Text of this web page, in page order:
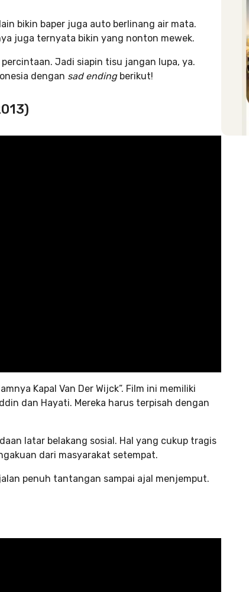
bikin baper juga auto berlinang air mata.
juga ternyata bikin yang nonton mewek.
Jadi siapin tisu jangan lupa, ya.
dengan sad endingberikut!
Kapal Van Der Wijck”. Film ini memiliki
dan Hayati. Mereka harus terpisah dengan
latar belakang sosial. Hal yang cukup tragis
dari masyarakat setempat.
penuh tantangan sampai ajal menjemput.